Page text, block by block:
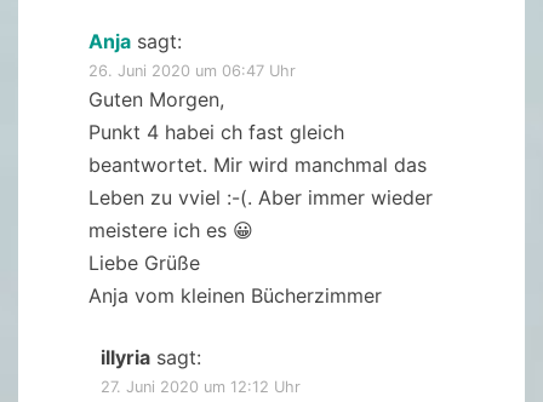
Anja sagt:
26. Juni 2020 um 06:47 Uhr
Guten Morgen,
Punkt 4 habei ch fast gleich
beantwortet. Mir wird manchmal das
Leben zu vviel :-(. Aber immer wieder
meistere ich es 😀
Liebe Grüße
Anja vom kleinen Bücherzimmer
illyria sagt:
27. Juni 2020 um 12:12 Uhr